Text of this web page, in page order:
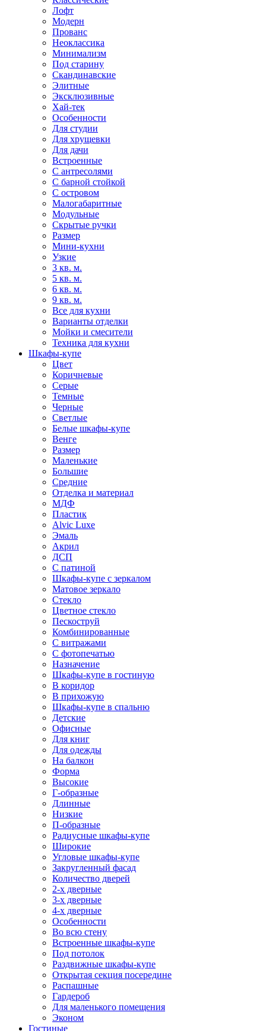
Лофт
Модерн
Прованс
Неоклассика
Минимализм
Под старину
Скандинавские
Элитные
Эксклюзивные
Хай-тек
Особенности
Для студии
Для хрущевки
Для дачи
Встроенные
С антресолями
С барной стойкой
С островом
Малогабаритные
Модульные
Скрытые ручки
Размер
Мини-кухни
Узкие
3 кв. м.
5 кв. м.
6 кв. м.
9 кв. м.
Все для кухни
Варианты отделки
Мойки и смесители
Техника для кухни
Шкафы-купе
Цвет
Коричневые
Серые
Темные
Черные
Светлые
Белые шкафы-купе
Венге
Размер
Маленькие
Большие
Средние
Отделка и материал
МДФ
Пластик
Alvic Luxe
Эмаль
Акрил
ДСП
С патиной
Шкафы-купе с зеркалом
Матовое зеркало
Стекло
Цветное стекло
Пескоструй
Комбинированные
С витражами
С фотопечатью
Назначение
Шкафы-купе в гостиную
В коридор
В прихожую
Шкафы-купе в спальню
Детские
Офисные
Для книг
Для одежды
На балкон
Форма
Высокие
Г-образные
Длинные
Низкие
П-образные
Радиусные шкафы-купе
Широкие
Угловые шкафы-купе
Закругленный фасад
Количество дверей
2-х дверные
3-х дверные
4-х дверные
Особенности
Во всю стену
Встроенные шкафы-купе
Под потолок
Раздвижные шкафы-купе
Открытая секция посередине
Распашные
Гардероб
Для маленького помещения
Эконом
Гостиные